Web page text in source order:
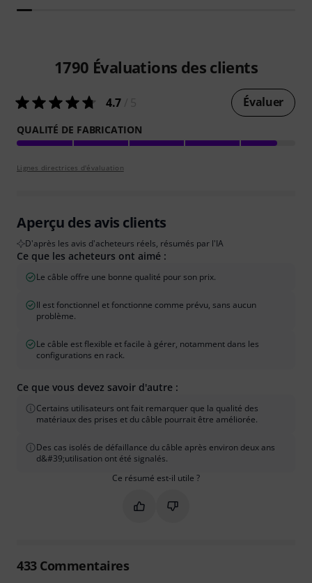
1790 Évaluations des clients
4.7 Évaluer
QUALITÉ DE FABRICATION
Lignes directrices d'évaluation
Aperçu des avis clients
D'après les avis d'acheteurs réels, résumés par l'IA
Ce que les acheteurs ont aimé :
Le câble offre une bonne qualité pour son prix.
Il est fonctionnel et fonctionne comme prévu, sans aucun
problème.
Le câble est flexible et facile à gérer, notamment dans les
configurations en rack.
Ce que vous devez savoir d'autre :
Certains utilisateurs ont fait remarquer que la qualité des
matériaux des prises et du câble pourrait être améliorée.
Des cas isolés de défaillance du câble après environ deux ans
d&#39;utilisation ont été signalés.
Ce résumé est-il utile ?
Marquer ce résumé comme utile
Marquer ce résumé comme
433Commentaires